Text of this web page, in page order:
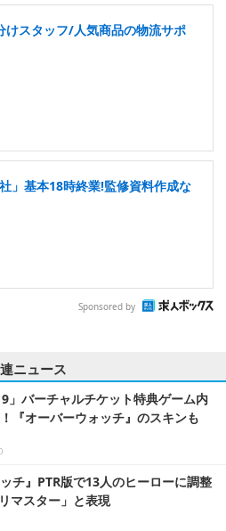
けスタッフ/人気商品の物流サポ
」基本18時終業!監修資料作成な
Sponsored by
ニュース
」バーチャルチケット特典ゲーム内
『オーバーウォッチ』のスキンも
ッチ』PTR版で13人のヒーローに調整
マスター」と表現